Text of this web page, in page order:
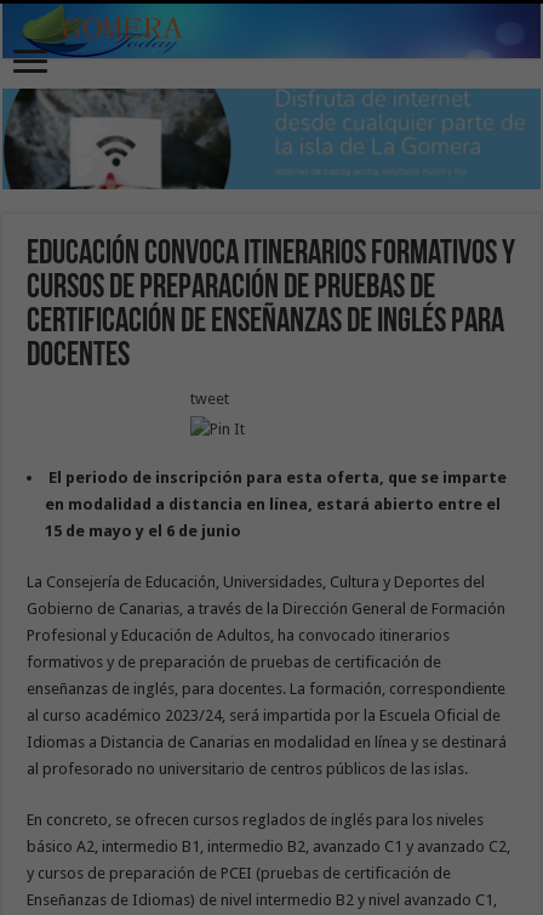
Educación convoca itinerarios formativos y
cursos de preparación de pruebas de
certificación de enseñanzas de inglés para
docentes
tweet
El periodo de inscripción para esta oferta, que se imparte
en modalidad a distancia en línea, estará abierto entre el
15 de mayo y el 6 de junio
La Consejería de Educación, Universidades, Cultura y Deportes del
Gobierno de Canarias, a través de la Dirección General de Formación
Profesional y Educación de Adultos, ha convocado itinerarios
formativos y de preparación de pruebas de certificación de
enseñanzas de inglés, para docentes. La formación, correspondiente
al curso académico 2023/24, será impartida por la Escuela Oficial de
Idiomas a Distancia de Canarias en modalidad en línea y se destinará
al profesorado no universitario de centros públicos de las islas.
En concreto, se ofrecen cursos reglados de inglés para los niveles
básico A2, intermedio B1, intermedio B2, avanzado C1 y avanzado C2,
y cursos de preparación de PCEI (pruebas de certificación de
Enseñanzas de Idiomas) de nivel intermedio B2 y nivel avanzado C1,